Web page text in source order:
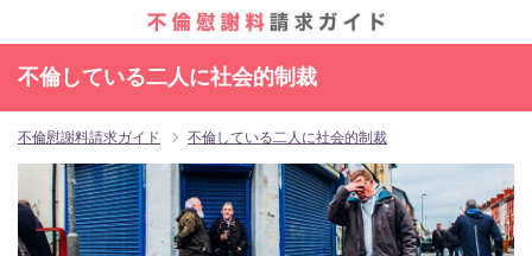
不倫している二人に社会的制裁
不倫慰謝料請求ガイド 不倫している二人に社会的制裁